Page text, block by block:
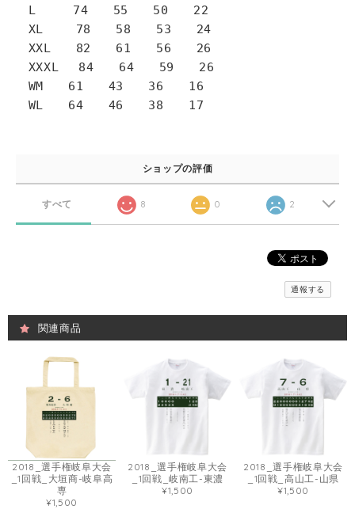
L 74 55 50 22
XL 78 58 53 24
XXL 82 61 56 26
XXXL 84 64 59 26
WM 61 43 36 16
WL 64 46 38 17
ショップの評価
すべて 8 0 2
通報する
関連商品
2018_選手権岐阜大会
_1回戦_大垣商-岐阜高
専
¥1,500
2018_選手権岐阜大会
_1回戦_岐南工-東濃
¥1,500
2018_選手権岐阜大会
_1回戦_高山工-山県
¥1,500